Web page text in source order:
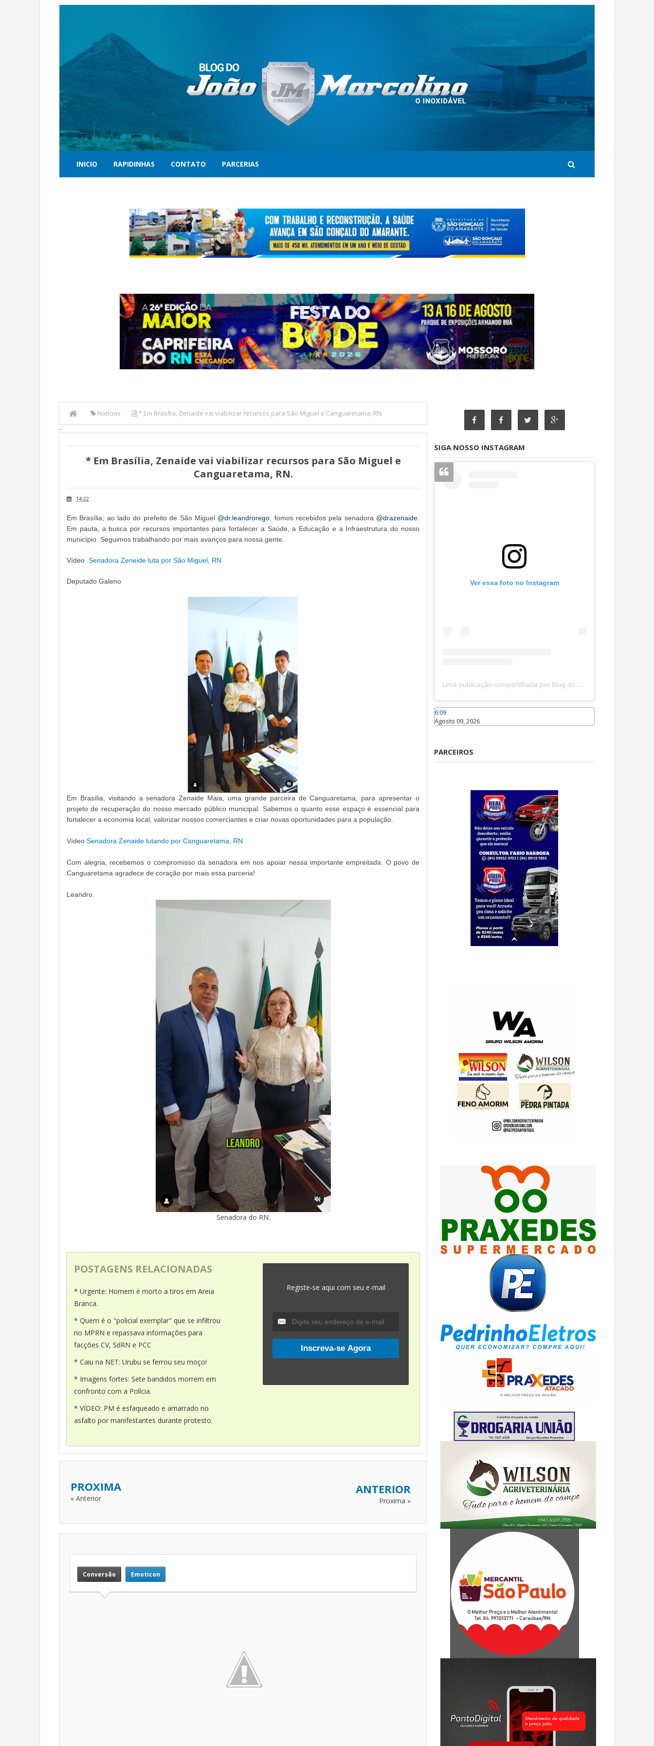
INICIO RAPIDINHAS CONTATO PARCERIAS
Notícias
* Em Brasília, Zenaide vai viabilizar recursos para São Miguel e Canguaretama, RN.
-
* Em Brasília, Zenaide vai viabilizar recursos para São Miguel e
Canguaretama, RN.
14:22
Em Brasília, ao lado do prefeito de São Miguel @dr.leandrorego , fomos recebidos pela senadora @drazenaide
Em pauta, a busca por recursos importantes para fortalecer a Saúde, a Educação e a Infraestrutura do nosso
município. Seguimos trabalhando por mais avanços para nossa gente.
Vídeo Senadora Zeneide luta por São Miguel, RN
Deputado Galeno
Em Brasília, visitando a senadora Zenaide Maia, uma grande parceira de Canguaretama, para apresentar o
projeto de recuperação do nosso mercado público municipal. Sabemos o quanto esse espaço é essencial para
fortalecer a economia local, valorizar nossos comerciantes e criar novas oportunidades para a população.
Vídeo Senadora Zenaide lutando por Canguaretama, RN
Com alegria, recebemos o compromisso da senadora em nos apoiar nessa importante empreitada. O povo de
Canguaretama agradece de coração por mais essa parceria!
Leandro.
Senadora do RN.
POSTAGENS RELACIONADAS
* Urgente: Homem é morto a tiros em Areia
Branca.
* Quem é o "policial exemplar" que se infiltrou
no MPRN e repassava informações para
facções CV, SdRN e PCC
* Caiu na NET: Urubu se ferrou seu moço!
* Imagens fortes: Sete bandidos morrem em
confronto com a Polícia.
* VÍDEO: PM é esfaqueado e amarrado no
asfalto por manifestantes durante protesto.
Registe-se aqui com seu e-mail
PROXIMA
« Anterior
ANTERIOR
Proxima »
Conversão Emoticon
SIGA NOSSO INSTAGRAM
Ver essa foto no Instagram
Uma publicação compartilhada por Blog do João Marcolino (@joaomarcolinoneto)
6:09
Agosto 09, 2026
PARCEIROS